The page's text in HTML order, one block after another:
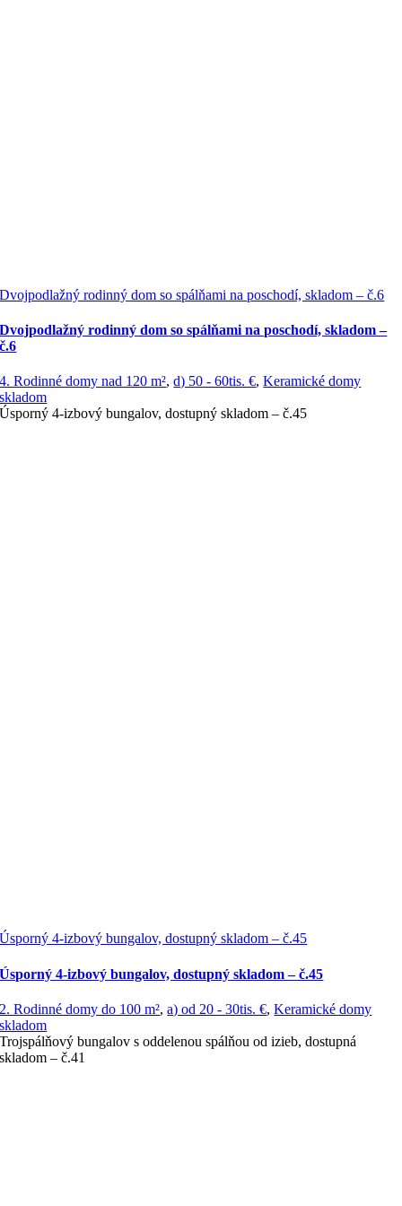
Dvojpodlažný rodinný dom so spálňami na poschodí, skladom – č.6
Dvojpodlažný rodinný dom so spálňami na poschodí, skladom –
č.6
4. Rodinné domy nad 120 m²,d) 50 - 60tis. €,Keramické domy
skladom
Úsporný 4-izbový bungalov, dostupný skladom – č.45
Úsporný 4-izbový bungalov, dostupný skladom – č.45
Úsporný 4-izbový bungalov, dostupný skladom – č.45
2. Rodinné domy do 100 m²,a) od 20 - 30tis. €,Keramické domy
skladom
Trojspálňový bungalov s oddelenou spálňou od izieb, dostupná
skladom – č.41